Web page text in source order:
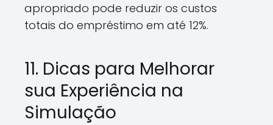
apropriado pode reduzir os custos
totais do empréstimo em até 12%.
11. Dicas para Melhorar
sua Experiência na
Simulação